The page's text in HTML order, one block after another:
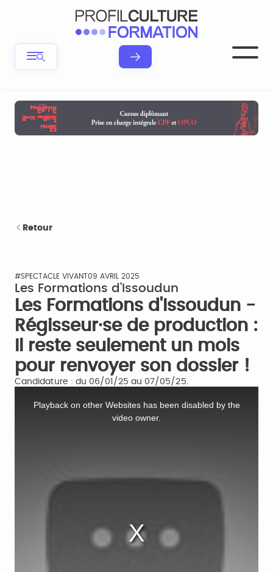
Retour
#SPECTACLE VIVANT09 AVRIL 2025
Les Formations d'Issoudun
Les Formations d'Issoudun -
Régisseur·se de production :
Il reste seulement un mois
pour renvoyer son dossier !
Candidature : du 06/01/25 au 07/05/25.
Playback on other Websites has been disabled by the
video owner.